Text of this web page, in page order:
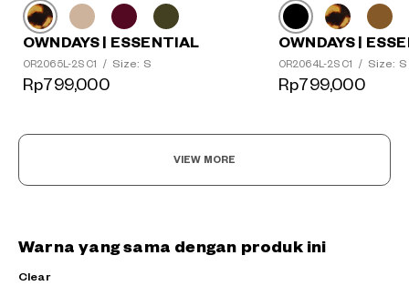
OWNDAYS | ESSENTIAL
OR2065L-2S C1 / Size: S
Rp799,000
OWNDAYS |
OR2064L-2S C1 / Size: S
Rp799,000
VIEW MORE
Warna yang sama dengan produk ini
Clear